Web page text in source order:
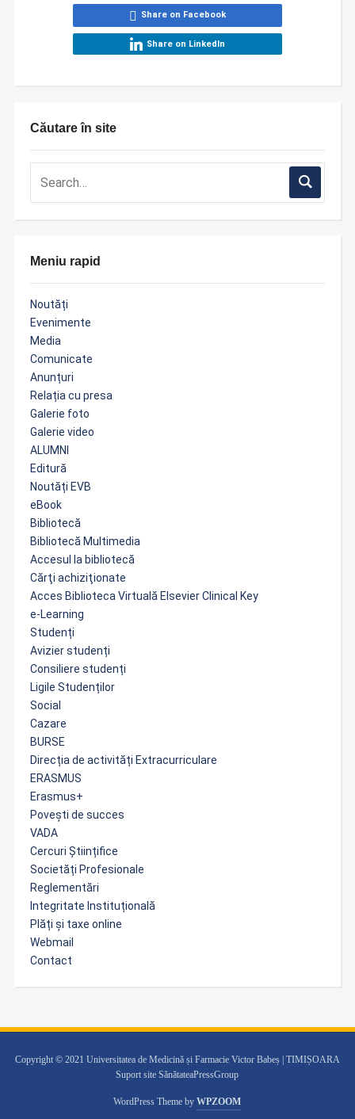
Căutare în site
Meniu rapid
Noutăți
Evenimente
Media
Comunicate
Anunțuri
Relația cu presa
Galerie foto
Galerie video
ALUMNI
Editură
Noutăți EVB
eBook
Bibliotecă
Bibliotecă Multimedia
Accesul la bibliotecă
Cărţi achiziţionate
Acces Biblioteca Virtuală Elsevier Clinical Key
e-Learning
Studenți
Avizier studenți
Consiliere studenți
Ligile Studenților
Social
Cazare
BURSE
Direcția de activități Extracurriculare
ERASMUS
Erasmus+
Povești de succes
VADA
Cercuri Științifice
Societăți Profesionale
Reglementări
Integritate Instituțională
Plăți și taxe online
Webmail
Contact
Share on Facebook
Share on LinkedIn
Copyright © 2021 Universitatea de Medicină și Farmacie Victor Babeș | TIMIȘOARA
Suport site SănătateaPressGroup
WordPress Theme byWPZOOM